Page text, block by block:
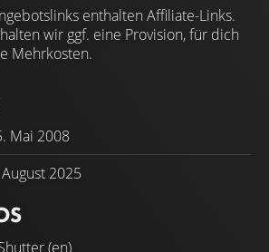
enthalten Affiliate-Links.
wir ggf. eine Provision, für dich
Mehrkosten.
Mai 2008
2025
(en)